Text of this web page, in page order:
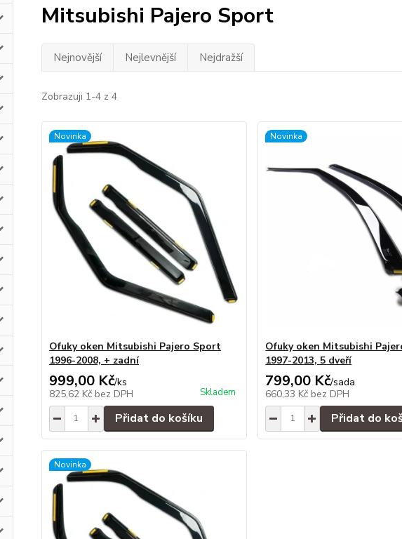
Mitsubishi Pajero Sport
Nejnovější Nejlevnější Nejdražší
Zobrazuji 1-4 z 4
Novinka
Ofuky oken Mitsubishi Pajero Sport
1996-2008, + zadní
999,00 Kč/ks
825,62 Kč bez DPH Skladem
Přidat do košíku
Novinka
Ofuky oken Mitsubishi
1997-2013, 5 dveří
799,00 Kč/sada
660,33 Kč bez DPH
Přidat do
Novinka